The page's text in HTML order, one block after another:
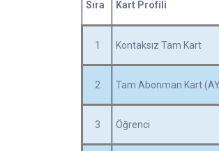
Sıra Kart Profili
1 Kontaksız Tam Kart
2 Tam Abonman Kart
3 Öğrenci